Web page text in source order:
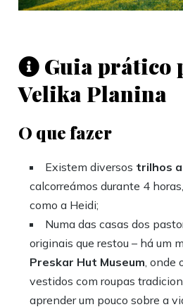
Guia prático
Velika Planina
O que fazer
Existem diversos trilhos
calcorreámos durante 4
como a Heidi;
Numa das casas dos
originais que restou – há um
Preskar Hut Museum ,
vestidos com roupas
aprender um pouco sobre a